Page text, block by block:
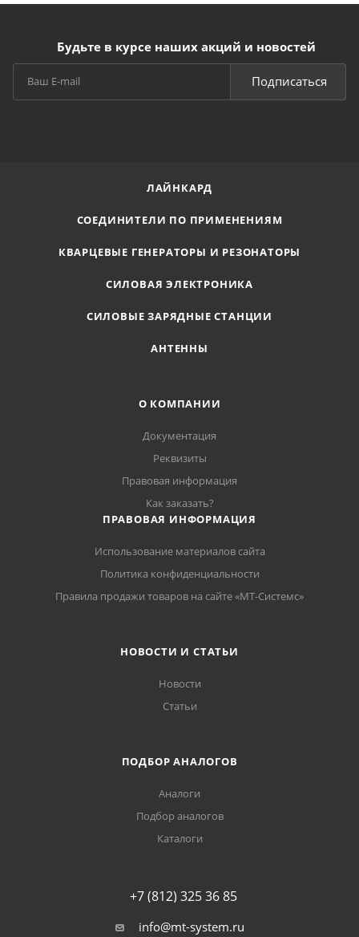
Будьте в курсе наших акций и новостей
Подписаться
ЛАЙНКАРД
СОЕДИНИТЕЛИ ПО ПРИМЕНЕНИЯМ
КВАРЦЕВЫЕ ГЕНЕРАТОРЫ И РЕЗОНАТОРЫ
СИЛОВАЯ ЭЛЕКТРОНИКА
СИЛОВЫЕ ЗАРЯДНЫЕ СТАНЦИИ
АНТЕННЫ
О КОМПАНИИ
Документация
Реквизиты
Правовая информация
Как заказать?
ПРАВОВАЯ ИНФОРМАЦИЯ
Использование материалов сайта
Политика конфиденциальности
Правила продажи товаров на сайте «МТ-Системс»
НОВОСТИ И СТАТЬИ
Новости
Статьи
ПОДБОР АНАЛОГОВ
Аналоги
Подбор аналогов
Каталоги
+7 (812) 325 36 85
info@mt-system.ru